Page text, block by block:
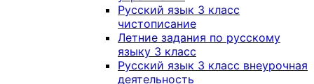
Русский язык 3 класс
чистописание
Летние задания по русскому
языку 3 класс
Русский язык 3 класс внеурочная
деятельность